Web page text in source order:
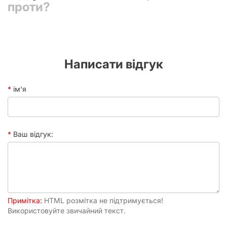
поділіться на команди якщо вас більше чотирьох, і
партії
проти?
Написати відгук
ім'я
Ваш відгук:
Примітка: HTML розмітка не підтримується!
Використовуйте звичайний текст.